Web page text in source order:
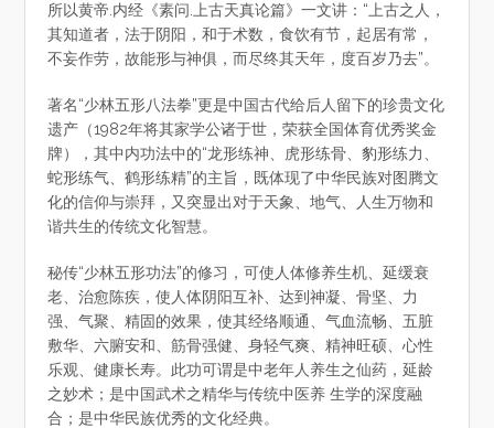
所以黄帝.内经《素问.上古天真论篇》一文讲：“上古之人，
其知道者，法于阴阳，和于术数，食饮有节，起居有常，
不妄作劳，故能形与神俱，而尽终其天年，度百岁乃去”。
著名“少林五形八法拳”更是中国古代给后人留下的珍贵文化
遗产（1982年将其家学公诸于世，荣获全国体育优秀奖金
牌），其中内功法中的“龙形练神、虎形练骨、豹形练力、
蛇形练气、鹤形练精”的主旨，既体现了中华民族对图腾文
化的信仰与崇拜，又突显出对于天象、地气、人生万物和
谐共生的传统文化智慧。
秘传“少林五形功法”的修习，可使人体修养生机、延缓衰
老、治愈陈疾，使人体阴阳互补、达到神凝、骨坚、力
强、气聚、精固的效果，使其经络顺通、气血流畅、五脏
敷华、六腑安和、筋骨强健、身轻气爽、精神旺硕、心性
乐观、健康长寿。此功可谓是中老年人养生之仙药，延龄
之妙术；是中国武术之精华与传统中医养 生学的深度融
合；是中华民族优秀的文化经典。